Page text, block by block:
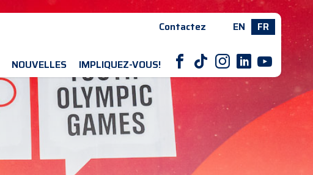
Contactez EN FR
NOUVELLES IMPLIQUEZ-VOUS! F T I L Y